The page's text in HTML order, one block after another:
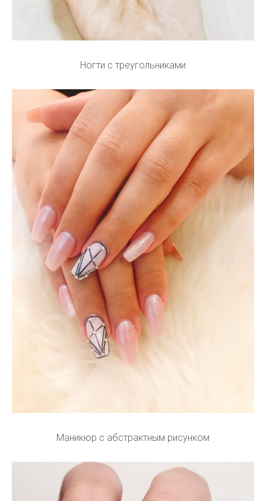
Ногти с треугольниками
Маникюр с абстрактным рисунком